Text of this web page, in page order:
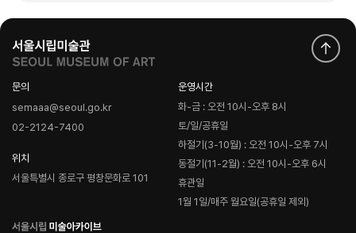
문의
semaaa@seoul.go.kr
02-2124-7400
위치
서울특별시 종로구 평창문화로 101
운영시간
화-금 : 오전 10시-오후 8시
토/일/공휴일
하절기(3-10월) : 오전 10시-오후 7시
동절기(11-2월) : 오전 10시-오후 6시
휴관일
1월 1일/매주 월요일(공휴일 제외)
로